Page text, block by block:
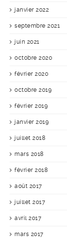
janvier 2022
septembre 2021
juin 2021
octobre 2020
février 2020
octobre 2019
février 2019
janvier 2019
juillet 2018
mars 2018
février 2018
août 2017
juillet 2017
avril 2017
mars 2017